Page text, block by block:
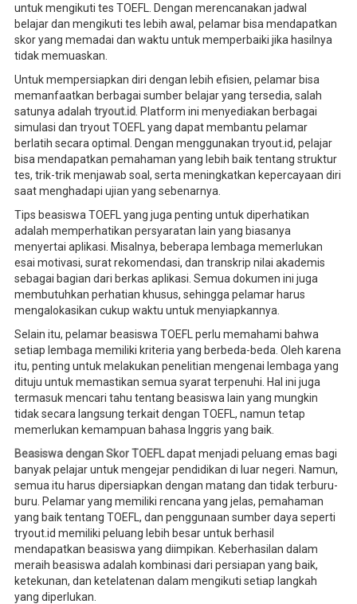
untuk mengikuti tes TOEFL. Dengan merencanakan jadwal
belajar dan mengikuti tes lebih awal, pelamar bisa mendapatkan
skor yang memadai dan waktu untuk memperbaiki jika hasilnya
tidak memuaskan.
Untuk mempersiapkan diri dengan lebih efisien, pelamar bisa
memanfaatkan berbagai sumber belajar yang tersedia, salah
satunya adalah tryout.id. Platform ini menyediakan berbagai
simulasi dan tryout TOEFL yang dapat membantu pelamar
berlatih secara optimal. Dengan menggunakan tryout.id, pelajar
bisa mendapatkan pemahaman yang lebih baik tentang struktur
tes, trik-trik menjawab soal, serta meningkatkan kepercayaan diri
saat menghadapi ujian yang sebenarnya.
Tips beasiswa TOEFL yang juga penting untuk diperhatikan
adalah memperhatikan persyaratan lain yang biasanya
menyertai aplikasi. Misalnya, beberapa lembaga memerlukan
esai motivasi, surat rekomendasi, dan transkrip nilai akademis
sebagai bagian dari berkas aplikasi. Semua dokumen ini juga
membutuhkan perhatian khusus, sehingga pelamar harus
mengalokasikan cukup waktu untuk menyiapkannya.
Selain itu, pelamar beasiswa TOEFL perlu memahami bahwa
setiap lembaga memiliki kriteria yang berbeda-beda. Oleh karena
itu, penting untuk melakukan penelitian mengenai lembaga yang
dituju untuk memastikan semua syarat terpenuhi. Hal ini juga
termasuk mencari tahu tentang beasiswa lain yang mungkin
tidak secara langsung terkait dengan TOEFL, namun tetap
memerlukan kemampuan bahasa Inggris yang baik.
Beasiswa dengan Skor TOEFLdapat menjadi peluang emas bagi
banyak pelajar untuk mengejar pendidikan di luar negeri. Namun,
semua itu harus dipersiapkan dengan matang dan tidak terburu-
buru. Pelamar yang memiliki rencana yang jelas, pemahaman
yang baik tentang TOEFL, dan penggunaan sumber daya seperti
tryout.id memiliki peluang lebih besar untuk berhasil
mendapatkan beasiswa yang diimpikan. Keberhasilan dalam
meraih beasiswa adalah kombinasi dari persiapan yang baik,
ketekunan, dan ketelatenan dalam mengikuti setiap langkah
yang diperlukan.